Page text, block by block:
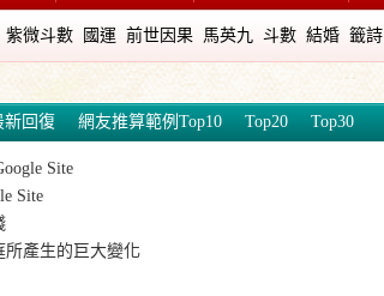
紫微斗數 國運 前世因果 馬英九 斗數 結婚 籤詩
新回復 網友推算範例Top10 Top20 Top30
Site
Site
所產生的巨大變化